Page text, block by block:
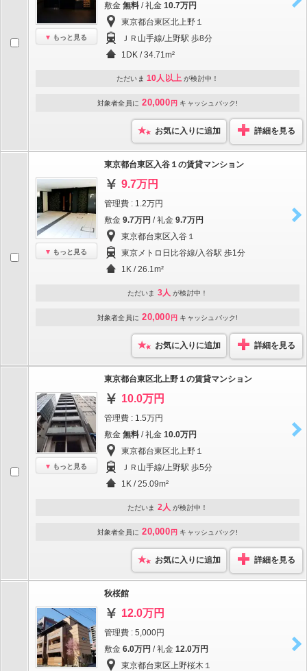
もっと見る
敷金 無料 / 礼金 10.7万円
東京都台東区北上野１
ＪＲ山手線/上野駅 歩8分
1DK / 34.71m²
ただいま 10人以上 が検討中！
対象者全員に 20,000 円 キャッシュバック!
お気に入りに追加 詳細を見る
もっと見る
東京都台東区入谷１の賃貸マンション
9.7万円
管理費 : 1.2万円
敷金 9.7万円 / 礼金 9.7万円
東京都台東区入谷１
東京メトロ日比谷線/入谷駅 歩1分
1K / 26.1m²
ただいま 3人 が検討中！
対象者全員に 20,000 円 キャッシュバック!
お気に入りに追加 詳細を見る
もっと見る
東京都台東区北上野１の賃貸マンション
10.0万円
管理費 : 1.5万円
敷金 無料 / 礼金 10.0万円
東京都台東区北上野１
ＪＲ山手線/上野駅 歩5分
1K / 25.09m²
ただいま 2人 が検討中！
対象者全員に 20,000 円 キャッシュバック!
お気に入りに追加 詳細を見る
秋桜館
12.0万円
管理費 : 5,000円
敷金 6.0万円 / 礼金 12.0万円
東京都台東区上野桜木１